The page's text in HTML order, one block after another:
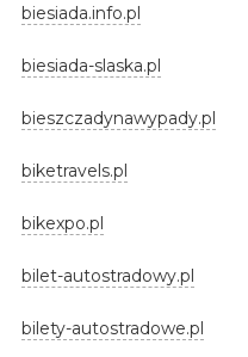
biesiada.info.pl
biesiada-slaska.pl
bieszczadynawypady.pl
biketravels.pl
bikexpo.pl
bilet-autostradowy.pl
bilety-autostradowe.pl